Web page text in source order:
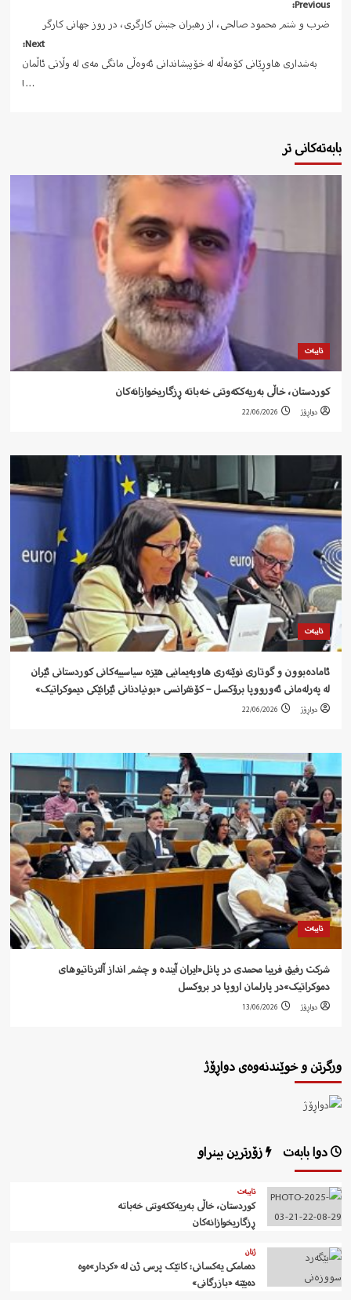
navigation
Previous:
ضرب و شتم محمود صالحی، از رهبران جنبش کارگری، در روز جهانی کارگر
Next:
بەشداری هاوڕێانی کۆمەڵە لە خۆپیشاندانی ئەوەڵی مانگی مەی لە وڵاتی ئاڵمان
…!
بابەتەکانی تر
تایبەت
کوردستان، خاڵی بەریەککەوتنی خەباتە ڕزگاریخوازانەکان
دواڕۆژ 22/06/2026
تایبەت
ئامادەبوون و گوتاری نوێنەری هاوپەیمانیی هێزە سیاسییەکانی کوردستانی ئێران
لە پەرلەمانی ئەورووپا برۆکسل – کۆنفرانسی «بونیادنانی ئێرانێکی دیموکراتیک»
دواڕۆژ 22/06/2026
تایبەت
شرکت رفيق فریبا محمدی در پانل«ایران آیندە و چشم انداز آلترناتیوهای
دموکراتیک»در پارلمان اروپا در بروکسل
دواڕۆژ 13/06/2026
ورگرتن و خوێندنەوەی دواڕۆژ
دوا بابەت زۆرترین بینراو
تایبەت
کوردستان، خاڵی بەریەککەوتنی خەباتە
ڕزگاریخوازانەکان
ژنان
دەمامکی یەکسانی: کاتێک پرسی ژن لە «کردار»ەوە
دەبێتە «بازرگانی»